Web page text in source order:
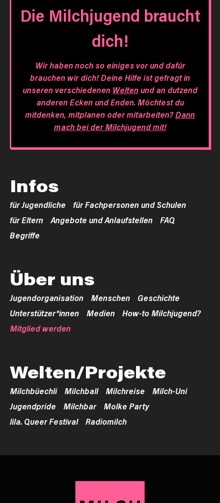
Die Milchjugend braucht
dich!
Wir haben noch so einiges vor und dafür
brauchen wir dich! Deine Hilfe ist gefragt in
unseren verschiedenen Weltenund an dutzend
anderen Ecken und Enden. Möchtest du
mitdenken, mitplanen oder mitarbeiten?Dann
mach bei der Milchjugend mit!
Infos
für Jugendliche
für Fachpersonen und Schulen
für Eltern
Angebote und Anlaufstellen
FAQ
Begriffe
Über uns
Jugendorganisation Menschen
Geschichte
Unterstützer*innen
Medien
How-to Milchjugend?
Mitglied werden
Welten/Projekte
Milchbüechli Milchball Milchreise
Milch-Uni
Jugendpride
Milchbar
Molke Party
lila. Queer Festival
Radiomilch